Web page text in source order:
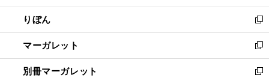
開
く
ウ
で
開
く
ン
ド
ウ
で
開
く
ウ
ィ
ン
ド
ウ
で
りぼん
新
し
い
ウ
ィ
マーガレット
新
し
い
別冊マーガレット
新